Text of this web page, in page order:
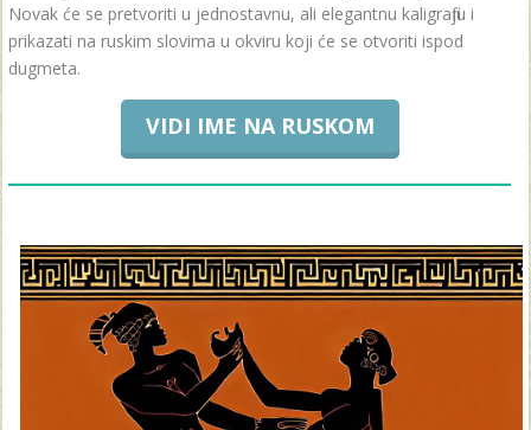
Novak će se pretvoriti u jednostavnu, ali elegantnu kaligrafiju i
prikazati na ruskim slovima u okviru koji će se otvoriti ispod
dugmeta.
VIDI IME NA RUSKOM